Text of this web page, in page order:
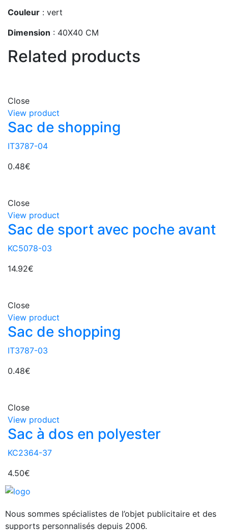
Couleur : vert
Dimension : 40X40 CM
Related products
Close
View product
Sac de shopping
IT3787-04
0.48€
Close
View product
Sac de sport avec poche avant
KC5078-03
14.92€
Close
View product
Sac de shopping
IT3787-03
0.48€
Close
View product
Sac à dos en polyester
KC2364-37
4.50€
Nous sommes spécialistes de l’objet publicitaire et des
supports personnalisés depuis 2006.